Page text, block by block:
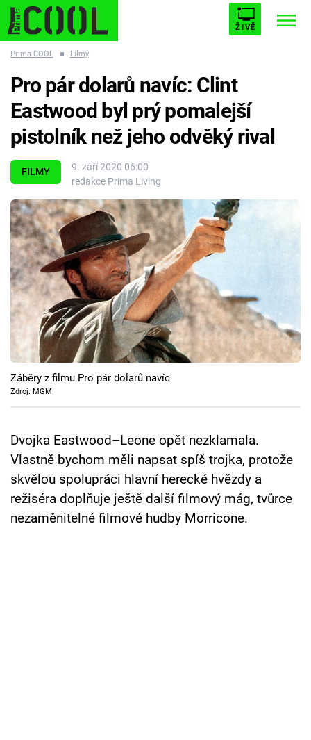
ŽIVĚ
ESCAPE PLNEJ KOTEL AVENGERS 5
Témata
Filmy
Seriály
Hry
Cool Esport
Pořady
TV Program
Přihlášení
Sledujte nás
Prima COOL ■ Filmy
FILMY
9. září 2020 06:00
redakce Prima Living
Pro pár dolarů navíc: Clint
Eastwood byl prý pomalejší
pistolník než jeho odvěký rival
Záběry z filmu Pro pár dolarů navíc
Zdroj: MGM
Dvojka Eastwood–Leone opět nezklamala.
Vlastně bychom měli napsat spíš trojka, protože
skvělou spolupráci hlavní herecké hvězdy a
režiséra doplňuje ještě další filmový mág, tvůrce
nezaměnitelné filmové hudby Morricone.